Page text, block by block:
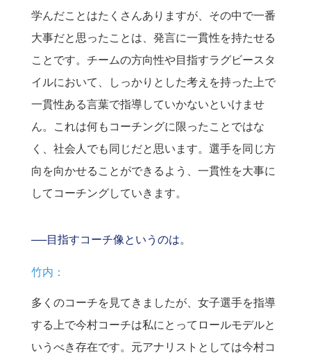
学んだことはたくさんありますが、その中で一番
大事だと思ったことは、発言に一貫性を持たせる
ことです。チームの方向性や目指すラグビースタ
イルにおいて、しっかりとした考えを持った上で
一貫性ある言葉で指導していかないといけませ
ん。これは何もコーチングに限ったことではな
く、社会人でも同じだと思います。選手を同じ方
向を向かせることができるよう、一貫性を大事に
してコーチングしていきます。
──目指すコーチ像というのは。
竹内：
多くのコーチを見てきましたが、女子選手を指導
する上で今村コーチは私にとってロールモデルと
いうべき存在です。元アナリストとしては今村コ